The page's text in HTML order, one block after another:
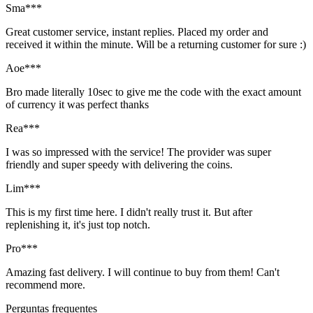
Sma***
Great customer service, instant replies. Placed my order and
received it within the minute. Will be a returning customer for sure :)
Aoe***
Bro made literally 10sec to give me the code with the exact amount
of currency it was perfect thanks
Rea***
I was so impressed with the service! The provider was super
friendly and super speedy with delivering the coins.
Lim***
This is my first time here. I didn't really trust it. But after
replenishing it, it's just top notch.
Pro***
Amazing fast delivery. I will continue to buy from them! Can't
recommend more.
Perguntas frequentes